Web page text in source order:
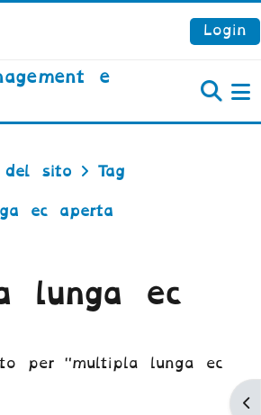
principale
Login
e
del sito Tag
ec aperta
lunga ec
per "multipla lunga ec